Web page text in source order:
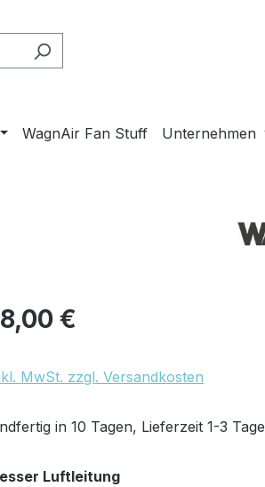
WagnAir Fan Stuff Unternehmen
Preis: €
MwSt. zzgl. Versandkosten
in 10 Tagen, Lieferzeit 1-3 Tage
Luftleitungauswählen